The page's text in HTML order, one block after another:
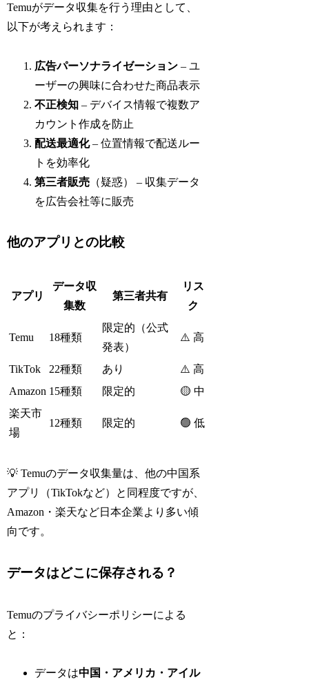
Temuがデータ収集を行う理由として、
以下が考えられます：
広告パーソナライゼーション – ユ
ーザーの興味に合わせた商品表示
不正検知 – デバイス情報で複数ア
カウント作成を防止
配送最適化– 位置情報で配送ルー
トを効率化
第三者販売 （疑惑） – 収集データ
を広告会社等に販売
他のアプリとの比較
アプリ
データ収
集数
第三者共有
リス
ク
Temu 18種類
限定的（公式
発表）
⚠️ 高
TikTok 22種類 あり
⚠️ 高
Amazon 15種類 限定的
🟡 中
楽天市
場
12種類 限定的 🟢 低
💡 Temuのデータ収集量は、他の中国系
アプリ（TikTokなど）と同程度ですが、
Amazon・楽天など日本企業より多い傾
向です。
データはどこに保存される？
Temuのプライバシーポリシーによる
と：
データは中国・アメリカ・アイル